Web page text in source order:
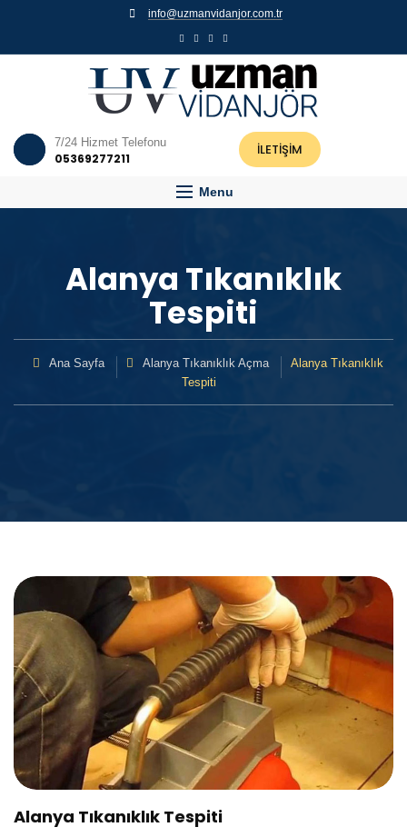
info@uzmanvidanjor.com.tr
7/24 Hizmet Telefonu
05369277211 İLETİŞİM
Menu
Alanya Tıkanıklık
Tespiti
Ana Sayfa Alanya Tıkanıklık Açma
Alanya Tıkanıklık
Tespiti
Alanya Tıkanıklık Tespiti